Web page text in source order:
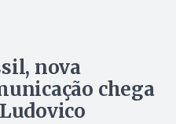
nova
chega